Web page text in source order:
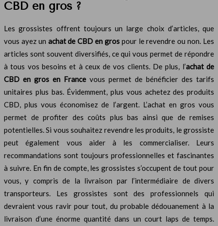
CBD en gros ?
Les grossistes offrent toujours un large choix d’articles, que
vous ayez un achat de CBD en grospour le revendre ou non. Les
articles sont souvent diversifiés, ce qui vous permet de répondre
à tous vos besoins et à ceux de vos clients. De plus, l’achat de
CBD en gros en France vous permet de bénéficier des tarifs
unitaires plus bas. Évidemment, plus vous achetez des produits
CBD, plus vous économisez de l’argent. L’achat en gros vous
permet de profiter des coûts plus bas ainsi que de remises
potentielles. Si vous souhaitez revendre les produits, le grossiste
peut également vous aider à les commercialiser. Leurs
recommandations sont toujours professionnelles et fascinantes
à suivre. En fin de compte, les grossistes s’occupent de tout pour
vous, y compris de la livraison par l’intermédiaire de divers
transporteurs. Les grossistes sont des professionnels qui
devraient vous ravir pour tout, du probable dédouanement à la
livraison d’une énorme quantité dans un court laps de temps.